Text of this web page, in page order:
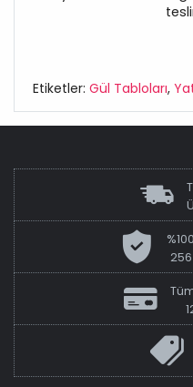
Etiketler: Gül Tabloları,
256